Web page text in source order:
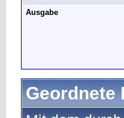
Ausgabe
Geordnete